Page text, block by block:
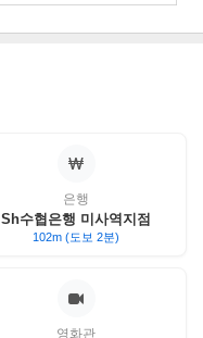
은행
Sh수협은행 미사역지점
102m (도보 2분)
영화관